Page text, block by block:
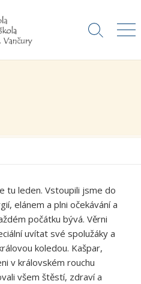
Search
tu leden. Vstoupili jsme do
elánem a plni očekávání a
počátku bývá. Věrni
uvítat své spolužáky a
koledou. Kašpar,
v královském rouchu
všem štěstí, zdraví a